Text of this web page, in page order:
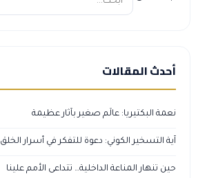
أحدث المقالات
نعمة البكتيريا: عالَم صغير بآثار عظيمة
آية التسخير الكوني: دعوة للتفكر في أسرار الخلق
حين تنهار المناعة الداخلية… تتداعى الأمم علينا